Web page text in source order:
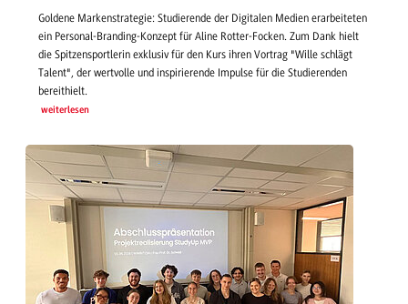
Goldene Markenstrategie: Studierende der Digitalen Medien erarbeiteten
ein Personal-Branding-Konzept für Aline Rotter-Focken. Zum Dank hielt
die Spitzensportlerin exklusiv für den Kurs ihren Vortrag "Wille schlägt
Talent", der wertvolle und inspirierende Impulse für die Studierenden
bereithielt.
weiterlesen